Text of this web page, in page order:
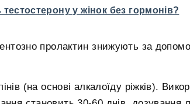
тестостерону у жінок без гормонів?
пролактин знижують за
(на основі алкалоїду ріжків).